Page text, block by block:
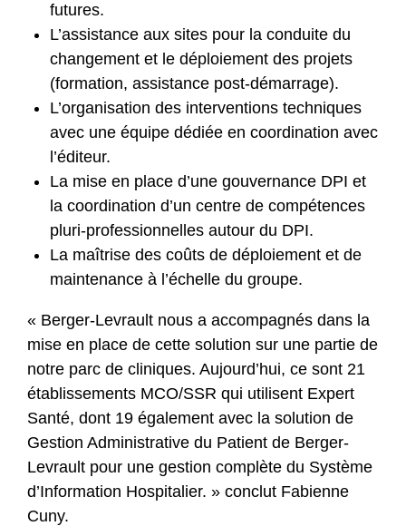
futures.
L’assistance aux sites pour la conduite du
changement et le déploiement des projets
(formation, assistance post-démarrage).
L’organisation des interventions techniques
avec une équipe dédiée en coordination avec
l’éditeur.
La mise en place d’une gouvernance DPI et
la coordination d’un centre de compétences
pluri-professionnelles autour du DPI.
La maîtrise des coûts de déploiement et de
maintenance à l’échelle du groupe.
« Berger-Levrault nous a accompagnés dans la
mise en place de cette solution sur une partie de
notre parc de cliniques. Aujourd’hui, ce sont 21
établissements MCO/SSR qui utilisent Expert
Santé, dont 19 également avec la solution de
Gestion Administrative du Patient de Berger-
Levrault pour une gestion complète du Système
d’Information Hospitalier. » conclut Fabienne
Cuny.